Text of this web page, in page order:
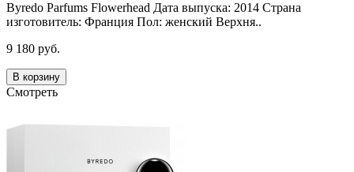
Byredo Parfums Flowerhead Дата выпуска: 2014 Страна
изготовитель: Франция Пол: женский Верхня..
9 180 руб.
В корзину
Смотреть